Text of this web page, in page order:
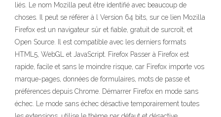
liés. Le nom Mozilla peut être identifié avec beaucoup de
choses. Il peut se référer à l Version 64 bits, sur ce lien Mozilla
Firefox est un navigateur sûr et fiable, gratuit de surcroît, et
Open Source. Il est compatible avec les derniers formats
HTML5, WebGL et JavaScript. Firefox Passer à Firefox est
rapide, facile et sans le moindre risque, car Firefox importe vos
marque-pages, données de formulaires, mots de passe et
préférences depuis Chrome. Démarrer Firefox en mode sans
échec. Le mode sans échec désactive temporairement toutes